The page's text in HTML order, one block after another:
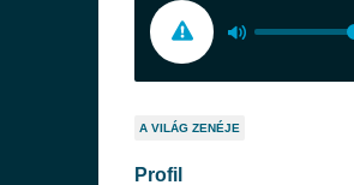
A VILÁG ZENÉJE
Profil